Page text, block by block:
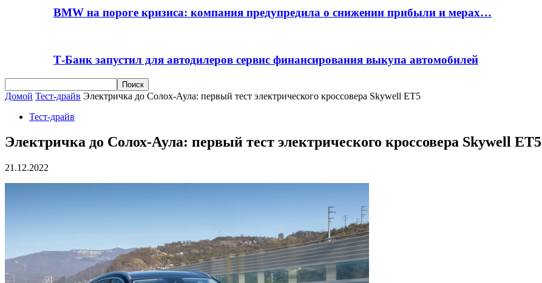
BMW на пороге кризиса: компания предупредила о снижении прибыли и мерах…
Т-Банк запустил для автодилеров сервис финансирования выкупа автомобилей
Домой Тест-драйв Электричка до Солох-Аула: первый тест электрического кроссовера Skywell ET5
Тест-драйв
Электричка до Солох-Аула: первый тест электрического кроссовера Skywell ET5
21.12.2022